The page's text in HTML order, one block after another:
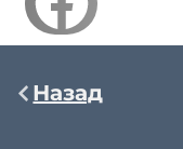
Назад